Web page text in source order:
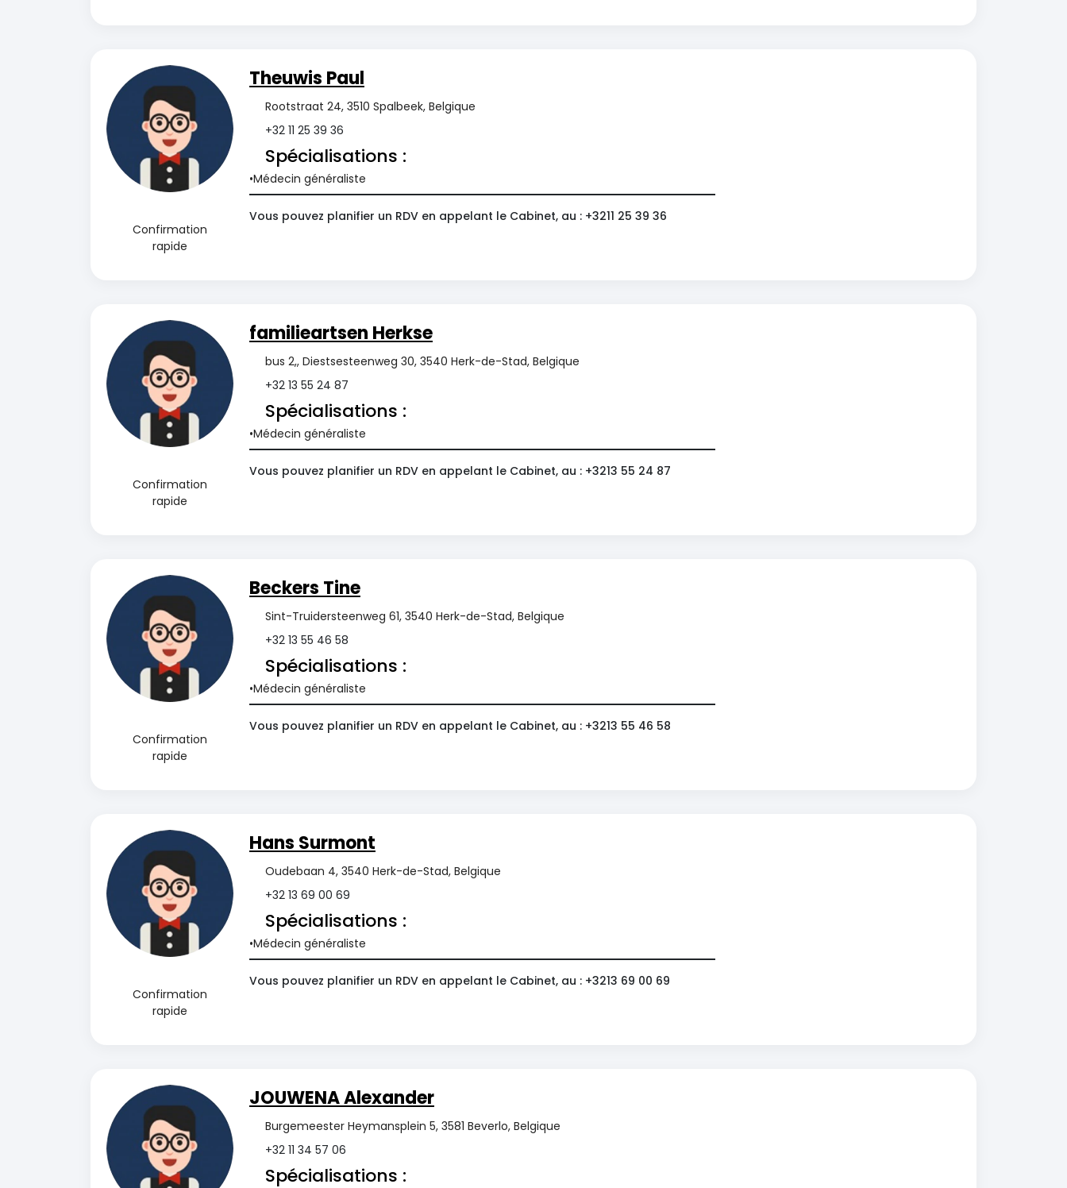
Confirmation
rapide
Theuwis Paul
Rootstraat 24, 3510 Spalbeek, Belgique
+32 11 25 39 36
Spécialisations :
Médecin généraliste
Vous pouvez planifier un RDV en appelant le Cabinet, au : +3211 25 39 36
Confirmation
rapide
familieartsen Herkse
bus 2,, Diestsesteenweg 30, 3540 Herk-de-Stad, Belgique
+32 13 55 24 87
Spécialisations :
Médecin généraliste
Vous pouvez planifier un RDV en appelant le Cabinet, au : +3213 55 24 87
Confirmation
rapide
Beckers Tine
Sint-Truidersteenweg 61, 3540 Herk-de-Stad, Belgique
+32 13 55 46 58
Spécialisations :
Médecin généraliste
Vous pouvez planifier un RDV en appelant le Cabinet, au : +3213 55 46 58
Confirmation
rapide
Hans Surmont
Oudebaan 4, 3540 Herk-de-Stad, Belgique
+32 13 69 00 69
Spécialisations :
Médecin généraliste
Vous pouvez planifier un RDV en appelant le Cabinet, au : +3213 69 00 69
JOUWENA Alexander
Burgemeester Heymansplein 5, 3581 Beverlo, Belgique
+32 11 34 57 06
Spécialisations :